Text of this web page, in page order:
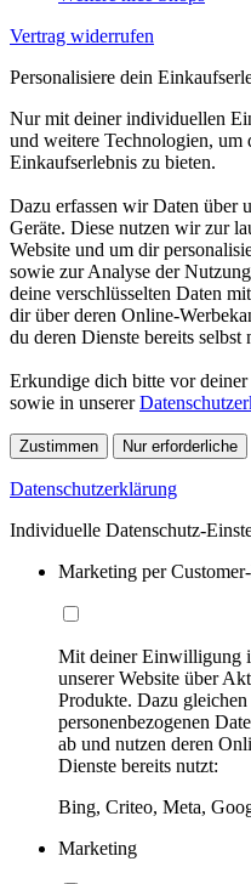
Vertrag widerrufen
Personalisiere dein
Nur mit deiner individuellen
und weitere Technologien, um
Einkaufserlebnis zu bieten.
Dazu erfassen wir Daten über
Geräte. Diese nutzen wir zur
Website und um dir
sowie zur Analyse der
deine verschlüsselten Daten
dir über deren Online-
du deren Dienste bereits selbst
Erkundige dich bitte vor
sowie in unserer
Zustimmen Nur erforderliche
Datenschutzerklärung
Individuelle Datenschutz-
Marketing per
Mit deiner Einwilligung
unserer Website über
Produkte. Dazu
personenbezogenen
ab und nutzen deren
Dienste bereits nutzt:
Bing, Criteo, Meta,
Marketing